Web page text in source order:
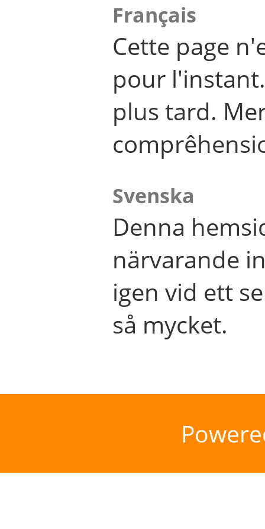
Français
Cette page
pour
plus tard.
Svenska
Denna
närvarande
igen vid ett
så mycket.